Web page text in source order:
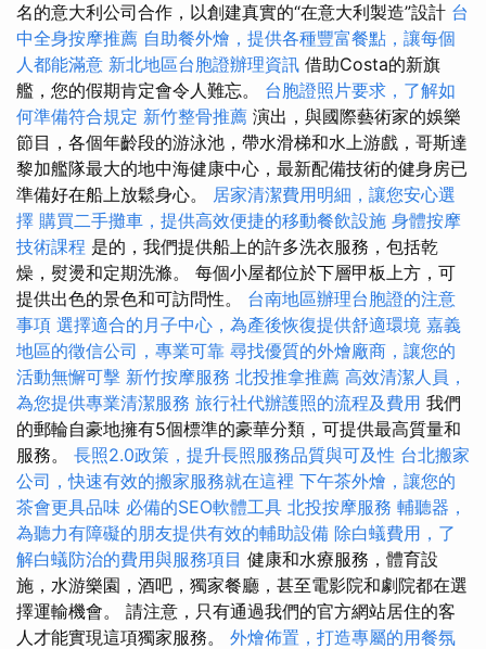
名的意大利公司合作，以創建真實的“在意大利製造”設計 台
中全身按摩推薦 自助餐外燴，提供各種豐富餐點，讓每個
人都能滿意 新北地區台胞證辦理資訊 借助Costa的新旗
艦，您的假期肯定會令人難忘。 台胞證照片要求，了解如
何準備符合規定 新竹整骨推薦 演出，與國際藝術家的娛樂
節目，各個年齡段的游泳池，帶水滑梯和水上游戲，哥斯達
黎加艦隊最大的地中海健康中心，最新配備技術的健身房已
準備好在船上放鬆身心。 居家清潔費用明細，讓您安心選
擇 購買二手攤車，提供高效便捷的移動餐飲設施 身體按摩
技術課程 是的，我們提供船上的許多洗衣服務，包括乾
燥，熨燙和定期洗滌。 每個小屋都位於下層甲板上方，可
提供出色的景色和可訪問性。 台南地區辦理台胞證的注意
事項 選擇適合的月子中心，為產後恢復提供舒適環境 嘉義
地區的徵信公司，專業可靠 尋找優質的外燴廠商，讓您的
活動無懈可擊 新竹按摩服務 北投推拿推薦 高效清潔人員，
為您提供專業清潔服務 旅行社代辦護照的流程及費用 我們
的郵輪自豪地擁有5個標準的豪華分類，可提供最高質量和
服務。 長照2.0政策，提升長照服務品質與可及性 台北搬家
公司，快速有效的搬家服務就在這裡 下午茶外燴，讓您的
茶會更具品味 必備的SEO軟體工具 北投按摩服務 輔聽器，
為聽力有障礙的朋友提供有效的輔助設備 除白蟻費用，了
解白蟻防治的費用與服務項目 健康和水療服務，體育設
施，水游樂園，酒吧，獨家餐廳，甚至電影院和劇院都在選
擇運輸機會。 請注意，只有通過我們的官方網站居住的客
人才能實現這項獨家服務。 外燴佈置，打造專屬的用餐氛